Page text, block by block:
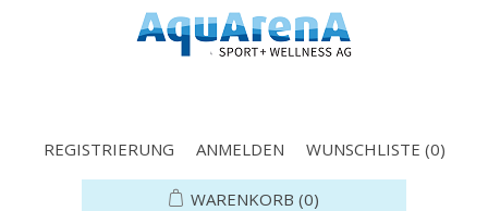
REGISTRIERUNG ANMELDEN WUNSCHLISTE (0)
WARENKORB (0)